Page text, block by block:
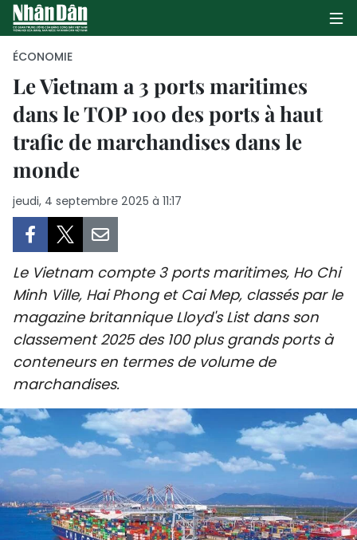
PAGE D'ACCUEIL
POLITIQUE
CULTURE
TOURISME
ENVIRONNEMENT
FRANCOPHONIE
PAYS NATAL
INTERNATIONAL
MÉGASTORIE
ÉCONOMIE
Le Vietnam a 3 ports maritimes
dans le TOP 100 des ports à haut
trafic de marchandises dans le
monde
jeudi, 4 septembre 2025 à 11:17
Le Vietnam compte 3 ports maritimes, Ho Chi
Minh Ville, Hai Phong et Cai Mep, classés par le
magazine britannique Lloyd's List dans son
classement 2025 des 100 plus grands ports à
conteneurs en termes de volume de
marchandises.